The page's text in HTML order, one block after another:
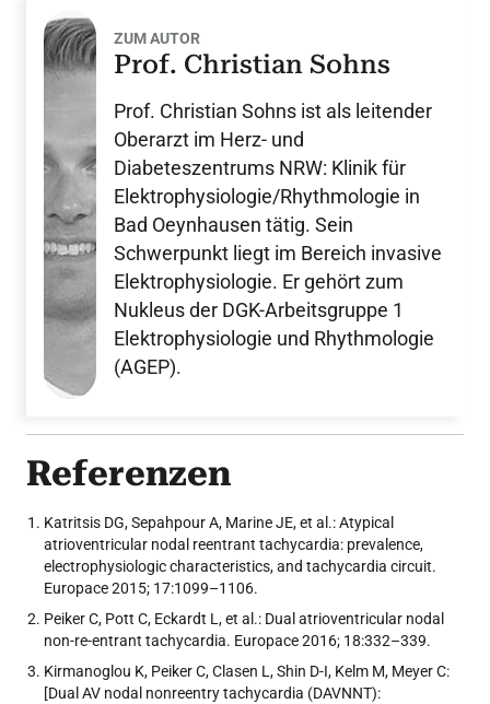
ZUM AUTOR
Prof. Christian Sohns
Prof. Christian Sohns ist als leitender
Oberarzt im Herz- und
Diabeteszentrums NRW: Klinik für
Elektrophysiologie/Rhythmologie in
Bad Oeynhausen tätig. Sein
Schwerpunkt liegt im Bereich invasive
Elektrophysiologie. Er gehört zum
Nukleus der DGK-Arbeitsgruppe 1
Elektrophysiologie und Rhythmologie
(AGEP).
Referenzen
Katritsis DG, Sepahpour A, Marine JE, et al.: Atypical
atrioventricular nodal reentrant tachycardia: prevalence,
electrophysiologic characteristics, and tachycardia circuit.
Europace 2015; 17:1099–1106.
Peiker C, Pott C, Eckardt L, et al.: Dual atrioventricular nodal
non-re-entrant tachycardia. Europace 2016; 18:332–339.
Kirmanoglou K, Peiker C, Clasen L, Shin D-I, Kelm M, Meyer C:
[Dual AV nodal nonreentry tachycardia (DAVNNT):